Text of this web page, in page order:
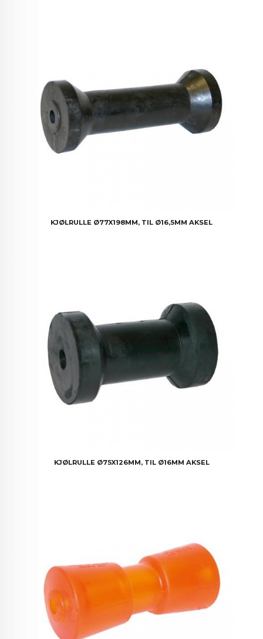
KJØLRULLE Ø77X198MM, TIL Ø16,5MM AKSEL
KJØLRULLE Ø75X126MM, TIL Ø16MM AKSEL